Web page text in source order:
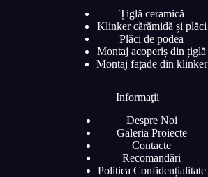
Țiglă ceramică
Klinker cărămidă și plăci
Plăci de podea
Montaj acoperiș din țiglă
Montaj fațade din klinker
Informaţii
Despre Noi
Galeria Proiecte
Contacte
Recomandări
Politica Confidențialitate